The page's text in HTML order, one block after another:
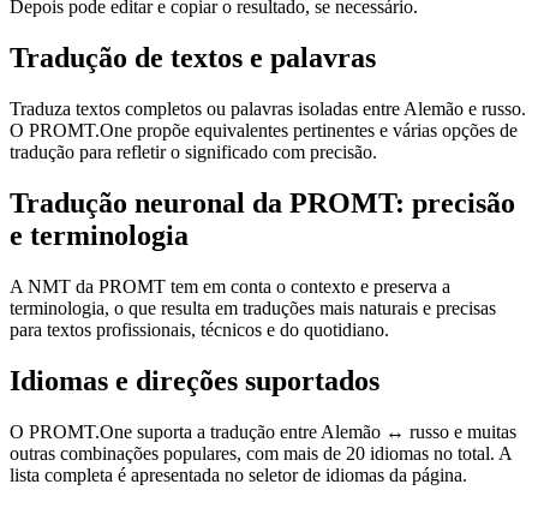
Depois pode editar e copiar o resultado, se necessário.
Tradução de textos e palavras
Traduza textos completos ou palavras isoladas entre Alemão e russo.
O PROMT.One propõe equivalentes pertinentes e várias opções de
tradução para refletir o significado com precisão.
Tradução neuronal da PROMT: precisão
e terminologia
A NMT da PROMT tem em conta o contexto e preserva a
terminologia, o que resulta em traduções mais naturais e precisas
para textos profissionais, técnicos e do quotidiano.
Idiomas e direções suportados
O PROMT.One suporta a tradução entre Alemão ↔ russo e muitas
outras combinações populares, com mais de 20 idiomas no total. A
lista completa é apresentada no seletor de idiomas da página.